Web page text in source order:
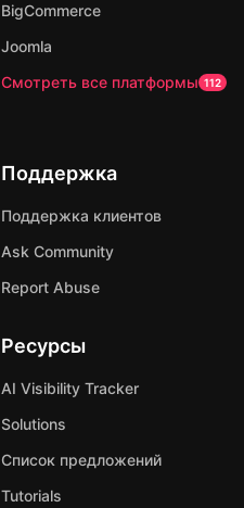
BigCommerce
Joomla
Смотреть все платформы 112
Поддержка
Поддержка клиентов
Ask Community
Report Abuse
Ресурсы
AI Visibility Tracker
Solutions
Список предложений
Tutorials